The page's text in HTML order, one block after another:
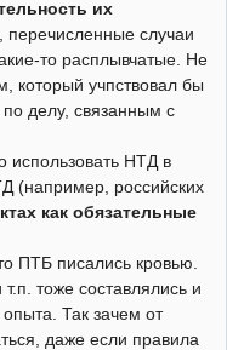
их
перечисленные случаи
то расплывчатые. Не
который учпствовал бы
по делу, связанным с
использовать НТД в
(например, российских
как обязательные
ПТБ писались кровью.
тоже составлялись и
Так зачем от
даже если правила